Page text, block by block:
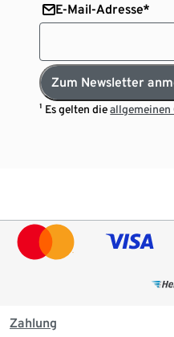
E-Mail-Adresse*
Zum Newsletter
¹ Es gelten dieallgemeinen
Zahlung